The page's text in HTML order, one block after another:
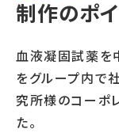
制作のポ
血液凝固試薬を
をグループ内で
究所様のコーポ
た。